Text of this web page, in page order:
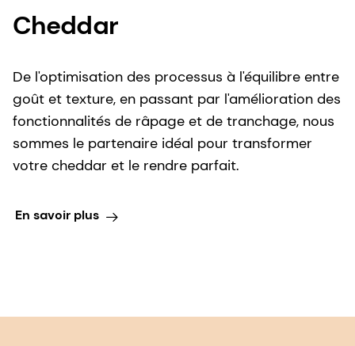
Cheddar
De l'optimisation des processus à l'équilibre entre
goût et texture, en passant par l'amélioration des
fonctionnalités de râpage et de tranchage, nous
sommes le partenaire idéal pour transformer
votre cheddar et le rendre parfait.
En savoir plus